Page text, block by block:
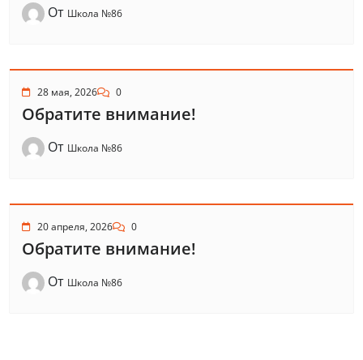
От Школа №86
28 мая, 2026 0
Обратите внимание!
От Школа №86
20 апреля, 2026 0
Обратите внимание!
От Школа №86